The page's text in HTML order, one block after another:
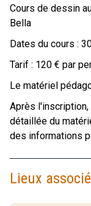
Cours de dessin
Bella
Dates du cours :
Tarif : 120 € par
Le matériel
Après
détaillée du
des informations
Lieux